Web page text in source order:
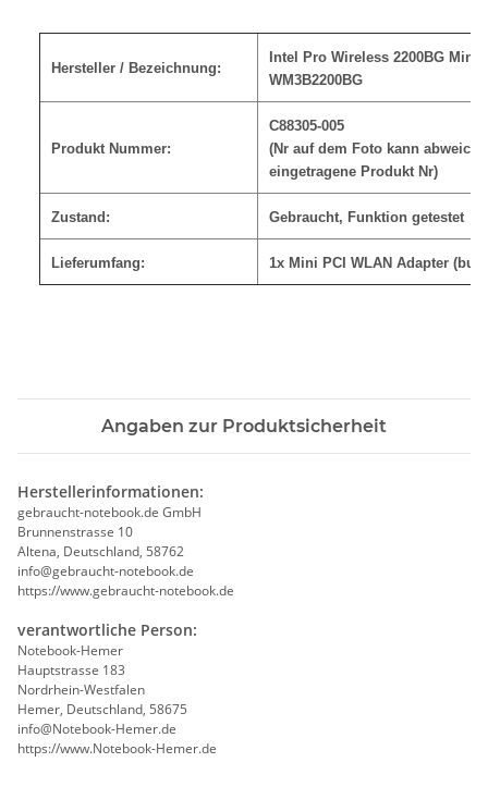
Hersteller / Bezeichnung:
Intel Pro Wireless 2200BG Mini
WM3B2200BG
Produkt Nummer:
C88305-005
(Nr auf dem Foto kann
eingetragene Produkt Nr)
Zustand: Gebraucht, Funktion getestet
Lieferumfang: 1x Mini PCI WLAN Adapter
Angaben zur Produktsicherheit
Herstellerinformationen:
gebraucht-notebook.de GmbH
Brunnenstrasse 10
Altena, Deutschland, 58762
info@gebraucht-notebook.de
https://www.gebraucht-notebook.de
verantwortliche Person:
Notebook-Hemer
Hauptstrasse 183
Nordrhein-Westfalen
Hemer, Deutschland, 58675
info@Notebook-Hemer.de
https://www.Notebook-Hemer.de